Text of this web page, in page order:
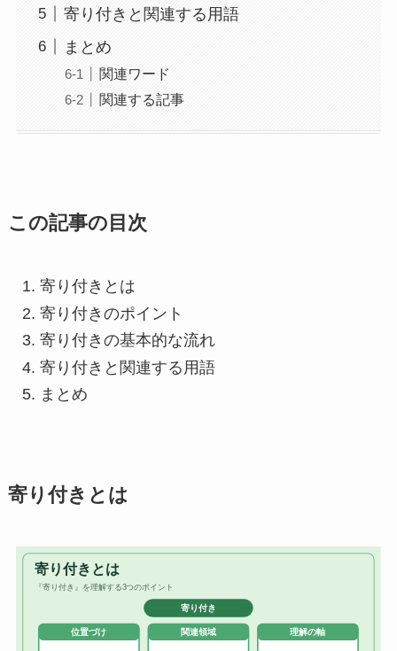
寄り付きと関連する用語
まとめ
関連ワード
関連する記事
この記事の目次
寄り付きとは
寄り付きのポイント
寄り付きの基本的な流れ
寄り付きと関連する用語
まとめ
寄り付きとは